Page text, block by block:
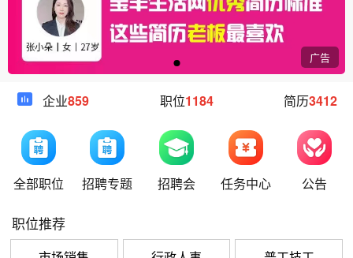
广告
企业859 职位1184 简历3412
全部职位 招聘专题 招聘会 任务中心 公告
职位推荐